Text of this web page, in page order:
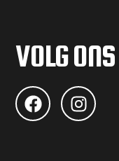
VOLG ONS